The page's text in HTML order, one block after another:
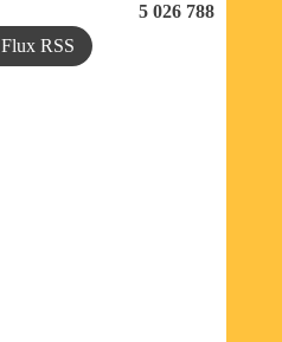
5 026 788
Flux RSS